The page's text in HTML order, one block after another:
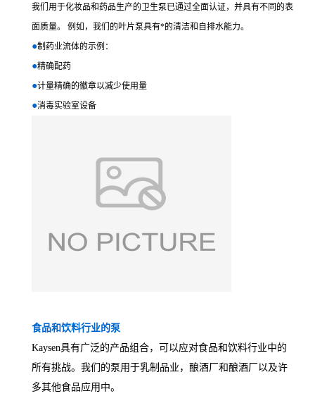
我们用于化妆品和药品生产的卫生泵已通过全面认证，并具有不同的表
面质量。 例如，我们的叶片泵具有*的清洁和自排水能力。
●制药业流体的示例：
●精确配药
●计量精确的徽章以减少使用量
●消毒实验室设备
食品和饮料行业的泵
Kaysen具有广泛的产品组合，可以应对食品和饮料行业中的
所有挑战。我们的泵用于乳制品业，酿酒厂和酿酒厂以及许
多其他食品应用中。